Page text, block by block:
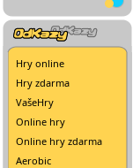
Hry online
Hry zdarma
VašeHry
Online hry
Online hry zdarma
Aerobic